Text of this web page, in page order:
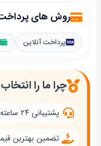
روش های
پرداخت آنلاین
چرا ما را
پشتیبانی ۲۴ ساعته
تضمین بهترین